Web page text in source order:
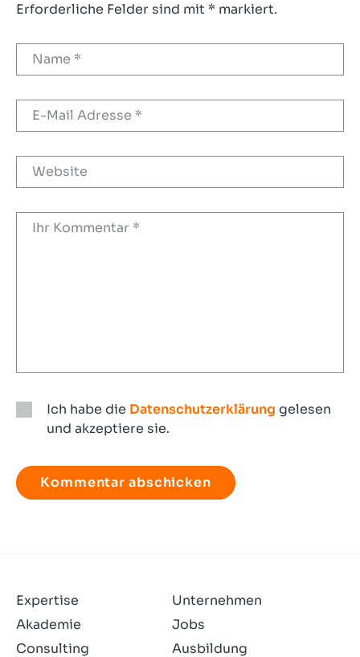
Erforderliche Felder sind mit * markiert.
Ich habe die Datenschutzerklärung gelesen
und akzeptiere sie.
habe
die
Expertise
Akademie
Consulting
Unternehmen
Jobs
Ausbildung